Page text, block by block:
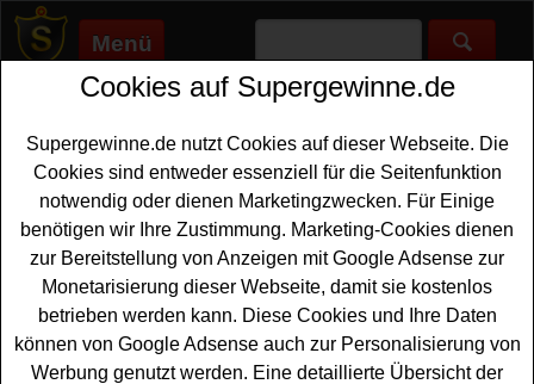
Menü
Supergewinne.de>Gewinnspiele>Reise Gewinnspiele>Welt am
Anzeige:
Anzeige:
Welt am Sonntag Sommer
Gewinnspiel - tolle Technik und
Urlaub gewinnen
Cookies auf Supergewinne.de
Supergewinne.de nutzt Cookies auf dieser Webseite. Die
Cookies sind entweder essenziell für die Seitenfunktion
notwendig oder dienen Marketingzwecken. Für Einige
benötigen wir Ihre Zustimmung. Marketing-Cookies dienen
zur Bereitstellung von Anzeigen mit Google Adsense zur
Monetarisierung dieser Webseite, damit sie kostenlos
betrieben werden kann. Diese Cookies und Ihre Daten
können von Google Adsense auch zur Personalisierung von
Werbung genutzt werden. Eine detaillierte Übersicht der